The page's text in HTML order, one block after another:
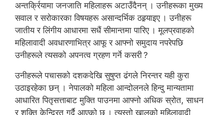
अन्तर्क्रियामा जनजाति महिलाहरू अटाउँदैनन् । उनीहरूका मुख्य
सवाल र सरोकारका विषयहरू असान्दर्भिक ठहर्‍याइए । उनीहरू
जातीय र लिंगीय आधारमा सधैं सीमान्तमा पारिए । मूलप्रवाहको
महिलावादी अवधारणाभित्र आफू र आफ्नो समुदाय नपरेपछि
उनीहरूले त्यसको अपनत्व ग्रहण गर्ने कसरी ?
उनीहरूले पचासको दशकदेखि सुषुप्त ढंगले निरन्तर यही कुरा
उठाइरहेका छन् । नेपालको महिला आन्दोलनले हिन्दु मान्यतामा
आधारित पितृसत्ताबाट मुक्ति पाउनमा आफ्नो अधिक स्रोत, साधन
र शक्ति केन्द्रित गर्दै आएको छ । त्यस्तो खालको महिलावादी